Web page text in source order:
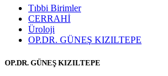
Tıbbi Birimler
CERRAHİ
Üroloji
OP.DR. GÜNEŞ KIZILTEPE
OP.DR. GÜNEŞ KIZILTEPE